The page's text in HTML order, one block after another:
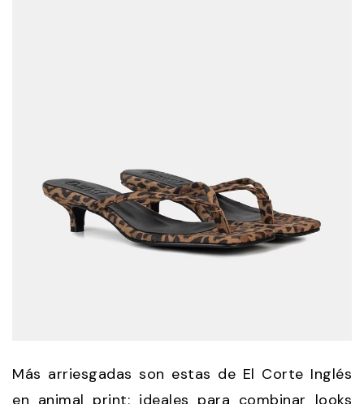
Más arriesgadas son estas de El Corte Inglés